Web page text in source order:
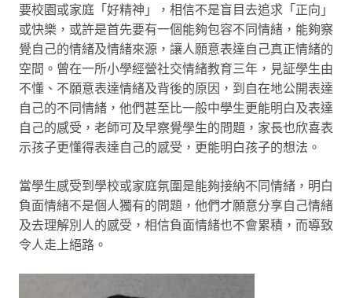
要校園或家庭「好精神」，相信不是盲目去追求「正向」
或快樂，或許是首先要有一個能夠包容不同情緒，能夠察
覺自己的情緒及情緒來源，讓人願意表達自己真正情緒的
空間。曾在一所小學經營社交情緒教育三年，見証學生由
不懂、不願意表達情緒及背後的原因，到自在地公開表達
自己的不同情緒，他們甚至比一般中學生更能明白及表達
自己的感受，老師可及早察覺學生的問題，家長也欣喜表
示孩子更懂得表達自己的感受，更能明白孩子的想法。
當學生感受到學校或家庭氛圍是能夠接納不同情緒，明白
負面情緒不是個人獨有的問題，他們才願意分享自己情緒
及去理解別人的感受，相信負面情緒也不會累積，而導致
令人走上絕路。